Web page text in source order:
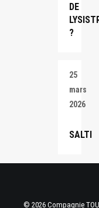
DE
?
25
mars
2026
SALTI
© 2026 Compagnie